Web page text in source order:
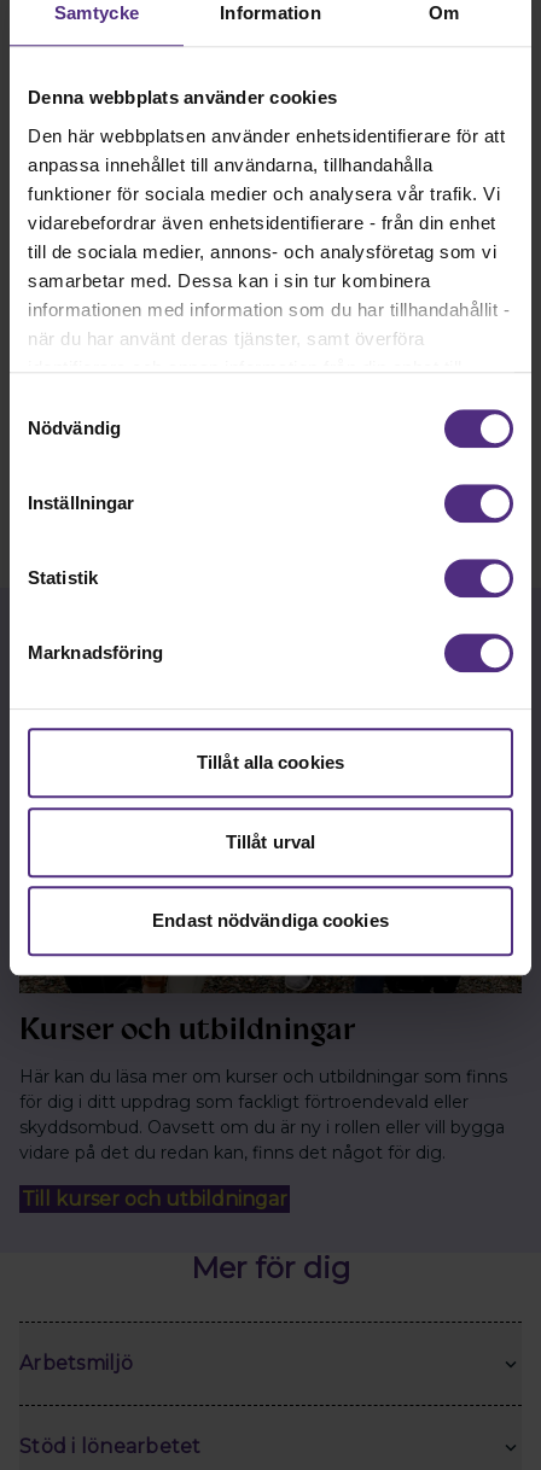
Samtycke Information Om
Denna webbplats använder cookies
Den här webbplatsen använder enhetsidentifierare för att
anpassa innehållet till användarna, tillhandahålla
funktioner för sociala medier och analysera vår trafik. Vi
vidarebefordrar även enhetsidentifierare - från din enhet
till de sociala medier, annons- och analysföretag som vi
samarbetar med. Dessa kan i sin tur kombinera
informationen med information som du har tillhandahållit -
när du har använt deras tjänster, samt överföra
Dock har vi lagt in anonymisering av IP-adress i
förhållande till Google Analytics. Du godkänner våra
cookies vid fortsatt användande av vår webbplats.
Nödvändig
Inställningar
Statistik
Marknadsföring
Tillåt alla cookies
Tillåt urval
Endast nödvändiga cookies
Uppgifter om medlemskap i en facklig organisation är
känsliga personuppgifter där särskilt höga krav ställs. Här
hittar du mer information.
Material och mallar
Kurser och utbildningar
Här kan du läsa mer om kurser och utbildningar som finns
för dig i ditt uppdrag som fackligt förtroendevald eller
skyddsombud. Oavsett om du är ny i rollen eller vill bygga
vidare på det du redan kan, finns det något för dig.
Till kurser och utbildningar
Mer för dig
Arbetsmiljö
Stöd i lönearbetet